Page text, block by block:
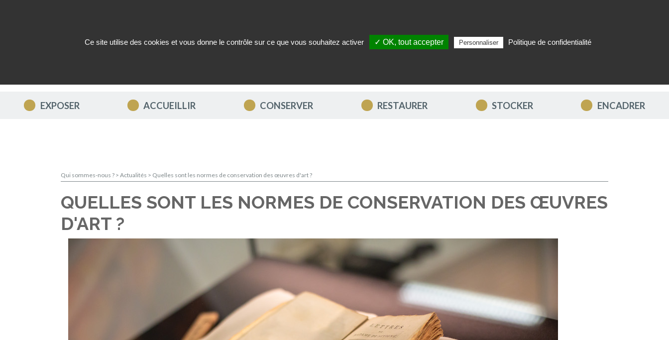
EXPOSER ACCUEILLIR CONSERVER RESTAURER STOCKER ENCADRER
Qui sommes-nous ? > Actualités > Quelles sont les normes de conservation des œuvres d'art ?
QUELLES SONT LES NORMES DE CONSERVATION DES ŒUVRES
D'ART ?
Ce site utilise des cookies et vous donne le contrôle sur ce que vous souhaitez activer ✓ OK, tout accepter Personnaliser Politique de confidentialité